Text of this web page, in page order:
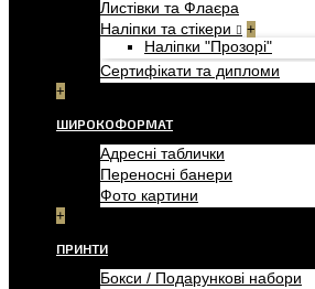
Листівки та Флаєра
Наліпки та стікери
+
Наліпки "Прозорі"
Сертифікати та дипломи
+
ШИРОКОФОРМАТ
Адресні таблички
Переносні банери
Фото картини
+
ПРИНТИ
Бокси / Подарункові набори